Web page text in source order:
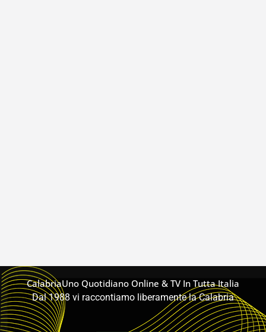
Salta
al
contenuto
CalabriaUno Quotidiano Online & TV In Tutta Italia
Dal 1988 vi raccontiamo liberamente la Calabria